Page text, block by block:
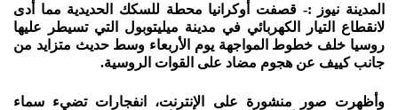
المدينة نيوز :- قصفت أوكرانيا محطة للسكك الحديدية مما أدى
لانقطاع التيار الكهربائي في مدينة ميليتوبول التي تسيطر عليها
روسيا خلف خطوط المواجهة يوم الأربعاء وسط حديث متزايد من
جانب كييف عن هجوم مضاد على القوات الروسية.
وأظهرت صور منشورة على الإنترنت، انفجارات تضيء سماء